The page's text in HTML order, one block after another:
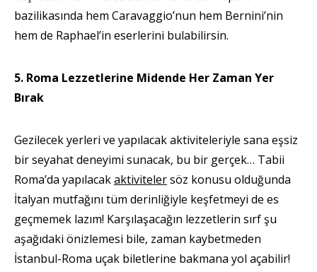
bazilikasında hem Caravaggio’nun hem Bernini’nin
hem de Raphael’in eserlerini bulabilirsin.
5. Roma Lezzetlerine Midende Her Zaman Yer
Bırak
Gezilecek yerleri ve yapılacak aktiviteleriyle sana eşsiz
bir seyahat deneyimi sunacak, bu bir gerçek… Tabii
Roma’da yapılacakaktivitelersöz konusu olduğunda
İtalyan mutfağını tüm derinliğiyle keşfetmeyi de es
geçmemek lazım! Karşılaşacağın lezzetlerin sırf şu
aşağıdaki önizlemesi bile, zaman kaybetmeden
İstanbul-Roma uçak biletlerine bakmana yol açabilir!